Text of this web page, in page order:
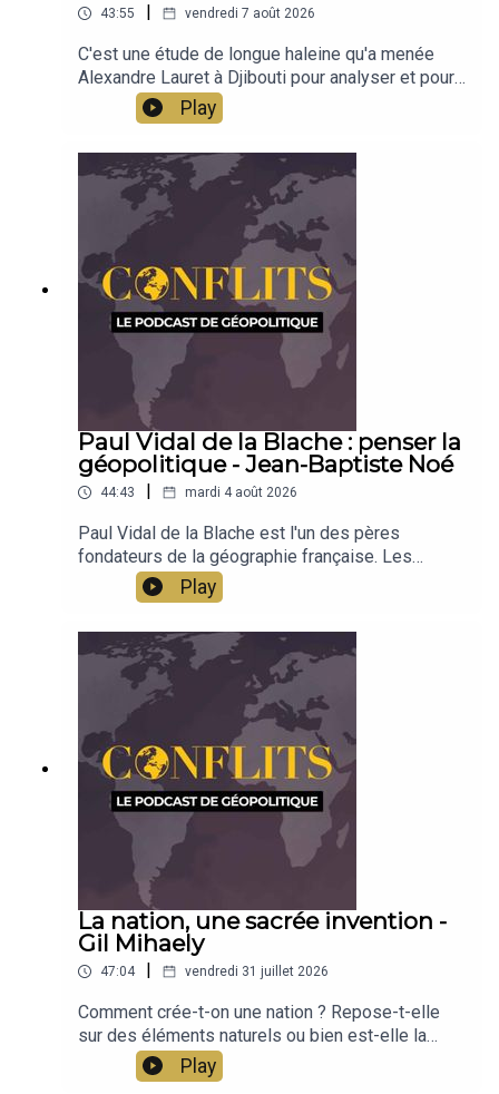
43:55 | vendredi 7 août 2026
C'est une étude de longue haleine qu'a menée
Alexandre Lauret à Djibouti pour analyser et pour
comprendre le fonctionnement du trafic de
migrants. Venus d’Éthiopie et d’Érythrée, les
migrants traversent la mer Rouge pour rejoindre
le Yémen. Entre difficultés et fonctionnements
économiques, Alexandre Lauret raconte le
fonctionnement de cette activité. Émission
présentée par Jean-Baptiste Noé
Play
Paul Vidal de la Blache : penser la
géopolitique - Jean-Baptiste Noé
44:43 mardi 4 août 2026
Paul Vidal de la Blache est l'un des pères
fondateurs de la géographie française. Les
concepts qu'il a développés, la méthode qu'il a
utilisée permettent encore aujourd'hui de penser
la géopolitique. Découverte avec Jean-Baptiste
Noé
Play
La nation, une sacrée invention -
Gil Mihaely
47:04 vendredi 31 juillet 2026
Comment crée-t-on une nation ? Repose-t-elle
sur des éléments naturels ou bien est-elle la
conséquence d'une invention et d'une
construction au fil de l'histoire ? L'historien Gil
Play